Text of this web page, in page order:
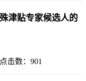
津贴专家候选人的
击数： 901